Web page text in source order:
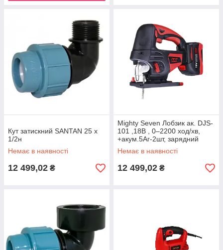
Кут затискний SANTAN 25 х
1/2н
Немає в наявності
12 499,02 ₴
Mighty Seven Лобзик ак. DJS-
101 ,18В , 0–2200 ход/хв,
+акум.5Аг-2шт, зарядний
пристрій, кейс
Немає в наявності
12 499,02 ₴